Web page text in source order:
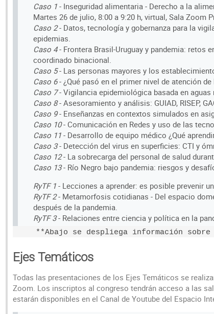
Caso 1 - Inseguridad alimentaria - Derecho a la
Martes 26 de julio, 8:00 a 9:20 h, virtual, Sala Zoom
Caso 2- Datos, tecnología y gobernanza para la
epidemias.
Caso 4- Frontera Brasil-Uruguay y pandemia: retos
coordinado binacional.
Caso 5- Las personas mayores y los
Caso 6- ¿Qué pasó en el primer nivel de atención
Caso 7- Vigilancia epidemiológica basada en aguas
Caso 8- Asesoramiento y análisis: GUIAD, RISEP,
Caso 9- Enseñanzas en contextos simulados en
Caso 10- Comunicación en Redes y uso de las
Caso 11 - Desarrollo de equipo médico ¿Qué
Caso 3- Detección del virus en superficies: CTI y
Caso 12- La sobrecarga del personal de salud
Caso 13- Río Negro bajo pandemia: riesgos y
RyTF 1 - Lecciones a aprender: es posible prevenir
RyTF 2- Metamorfosis cotidianas - Del espacio
después de la pandemia.
RyTF 3- Relaciones entre ciencia y política en la
Ejes Temáticos
Todas las presentaciones de los Ejes Temáticos se
Zoom. Los inscriptos al congreso tendrán acceso a las
estarán disponibles en el Canal de Youtube del Espacio